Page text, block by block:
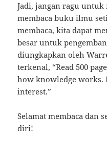
Jadi, jangan ragu
membaca buku ilmu
membaca, kita dapat
besar untuk
diungkapkan oleh
terkenal, “Read 500
how knowledge
interest.”
Selamat membaca dan
diri!